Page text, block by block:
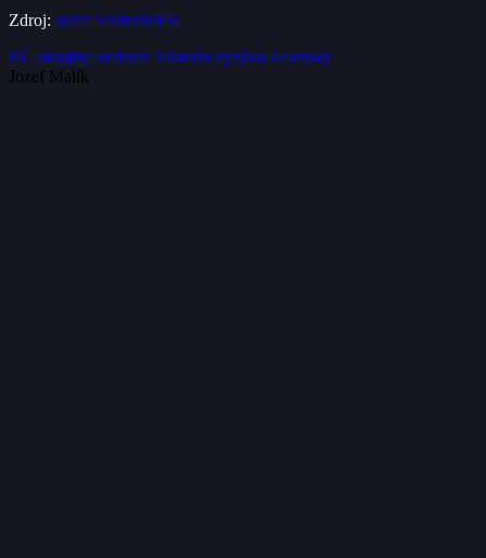
Zdroj: Jozef Viktorín/FB
EÚ ukrajina vedenie Viktorín vyzýva Zelensky
Jozef Malík